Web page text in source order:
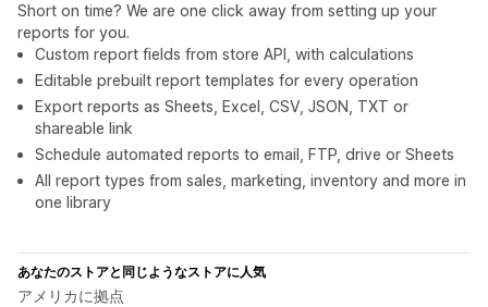
Short on time? We are one click away from setting up your
reports for you.
Custom report fields from store API, with calculations
Editable prebuilt report templates for every operation
Export reports as Sheets, Excel, CSV, JSON, TXT or
shareable link
Schedule automated reports to email, FTP, drive or Sheets
All report types from sales, marketing, inventory and more in
one library
あなたのストアと同じようなストアに人気
アメリカに拠点